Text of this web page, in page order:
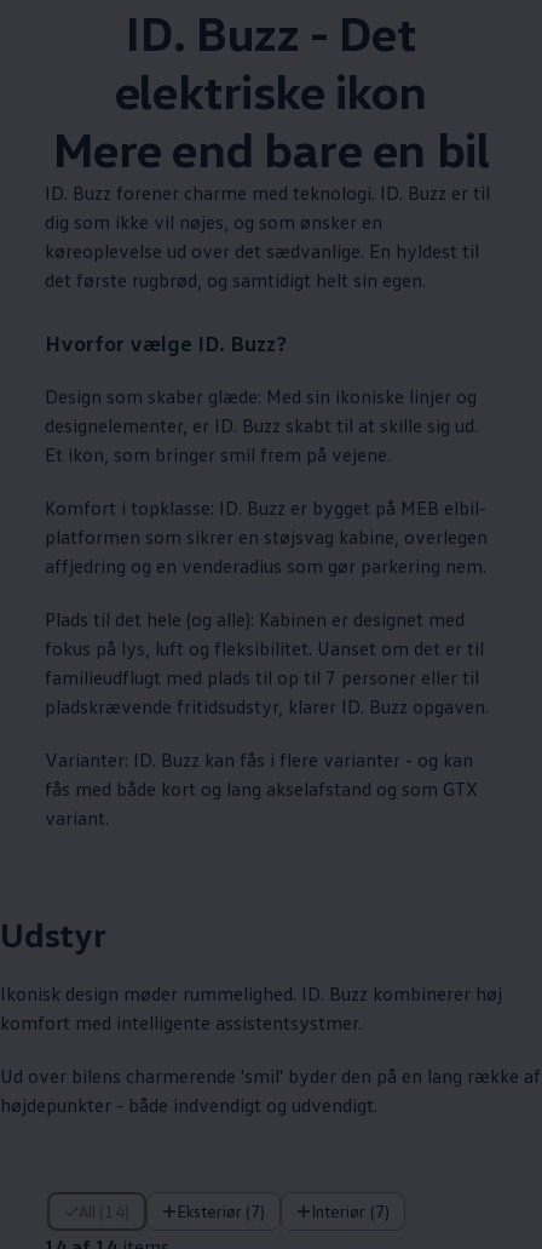
ID. Buzz - Det
elektriske ikon
Mere end bare en bil
ID. Buzz forener charme med teknologi. ID. Buzz er til
dig som ikke vil nøjes, og som ønsker en
køreoplevelse ud over det sædvanlige. En hyldest til
det første rugbrød, og samtidigt helt sin egen.
Hvorfor vælge ID. Buzz?
Design som skaber glæde: Med sin ikoniske linjer og
designelementer, er ID. Buzz skabt til at skille sig ud.
Et ikon, som bringer smil frem på vejene.
Komfort i topklasse: ID. Buzz er bygget på MEB elbil-
platformen som sikrer en støjsvag kabine, overlegen
affjedring og en venderadius som gør parkering nem.
Plads til det hele (og alle): Kabinen er designet med
fokus på lys, luft og fleksibilitet. Uanset om det er til
familieudflugt med plads til op til 7 personer eller til
pladskrævende fritidsudstyr, klarer ID. Buzz opgaven.
Varianter: ID. Buzz kan fås i flere varianter - og kan
fås med både kort og lang akselafstand og som GTX
variant.
Udstyr
Ikonisk design møder rummelighed. ID. Buzz kombinerer høj
komfort med intelligente assistentsystmer.
Ud over bilens charmerende 'smil' byder den på en lang række af
højdepunkter - både indvendigt og udvendigt.
All (14) Eksteriør (7) Interiør (7)
14 af 14 items